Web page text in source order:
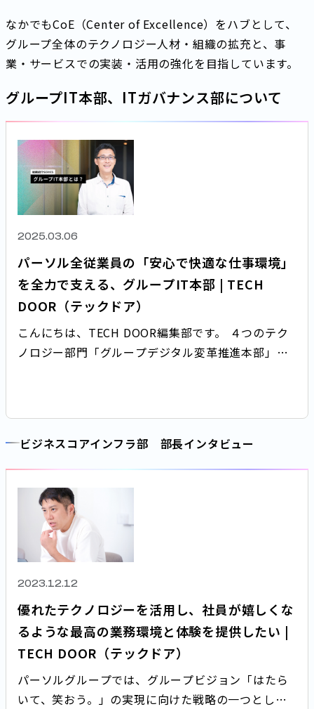
なかでもCoE（Center of Excellence）をハブとして、
グループ全体のテクノロジー人材・組織の拡充と、事
業・サービスでの実装・活用の強化を目指しています。
グループIT本部、ITガバナンス部について
2025.03.06
パーソル全従業員の「安心で快適な仕事環境」
を全力で支える、グループIT本部 | TECH
DOOR（テックドア）
こんにちは、TECH DOOR編集部です。 ４つのテク
ノロジー部門「グループデジタル変革推進本部」
ビジネスコアインフラ部 部長インタビュー
2023.12.12
優れたテクノロジーを活用し、社員が嬉しくな
るような最高の業務環境と体験を提供したい |
TECH DOOR（テックドア）
パーソルグループでは、グループビジョン「はたら
いて、笑おう。」の実現に向けた戦略の一つとし